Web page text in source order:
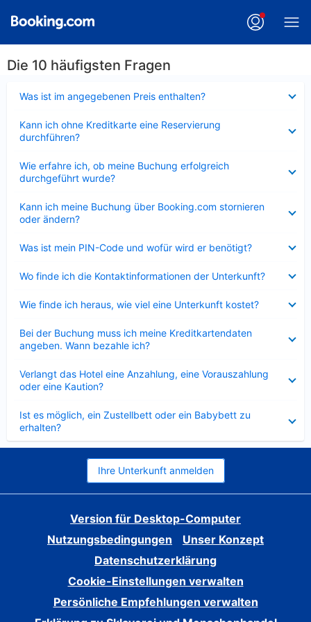
Die 10 häufigsten Fragen
Was ist im angegebenen Preis enthalten?
Kann ich ohne Kreditkarte eine Reservierung
durchführen?
Wie erfahre ich, ob meine Buchung erfolgreich
durchgeführt wurde?
Kann ich meine Buchung über Booking.com stornieren
oder ändern?
Was ist mein PIN-Code und wofür wird er benötigt?
Wo finde ich die Kontaktinformationen der Unterkunft?
Wie finde ich heraus, wie viel eine Unterkunft kostet?
Bei der Buchung muss ich meine Kreditkartendaten
angeben. Wann bezahle ich?
Verlangt das Hotel eine Anzahlung, eine Vorauszahlung
oder eine Kaution?
Ist es möglich, ein Zustellbett oder ein Babybett zu
erhalten?
Ihre Unterkunft anmelden
Version für Desktop-Computer
Nutzungsbedingungen
Unser Konzept
Datenschutzerklärung
Cookie-Einstellungen verwalten
Persönliche Empfehlungen verwalten